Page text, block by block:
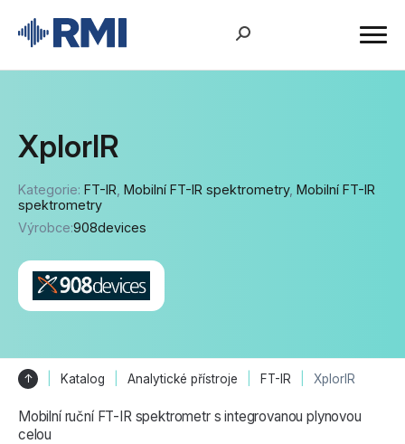
XplorIR
Kategorie: FT-IR, Mobilní FT-IR spektrometry, Mobilní FT-IR
spektrometry
Výrobce:908devices
↑ Katalog Analytické přístroje FT-IR XplorIR
Mobilní ruční FT-IR spektrometr s integrovanou plynovou
celou